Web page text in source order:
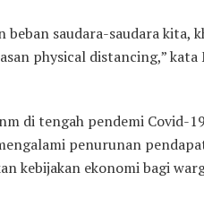
saudara-saudara kita,
physical distancing,” kata
di tengah pendemi Covid-
penurunan
kebijakan ekonomi bagi